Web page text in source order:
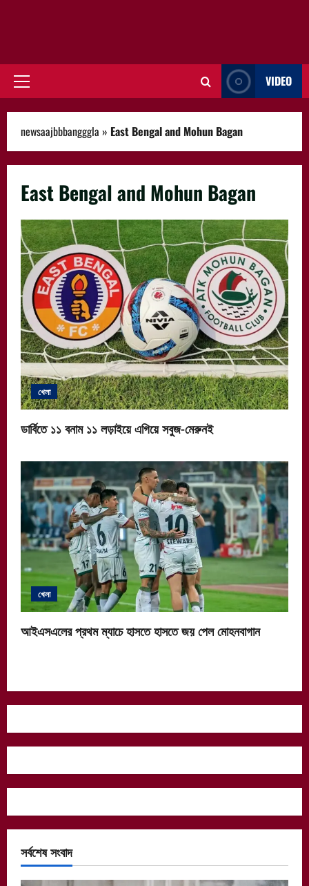
Primary
VIDEO
newsaajbbbangggla » East Bengal and Mohun Bagan
East Bengal and Mohun Bagan
খেলা
ডার্বিতে ১১ বনাম ১১ লড়াইয়ে এগিয়ে সবুজ-মেরুনই
খেলা
আইএসএলের প্রথম ম্যাচে হাসতে হাসতে জয় পেল মোহনবাগান
সর্বশেষ সংবাদ